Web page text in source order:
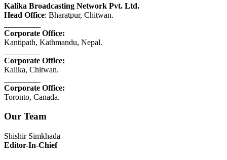
Kalika Broadcasting Network Pvt. Ltd.
Head Office: Bharatpur, Chitwan.
Corporate Office:
Kantipath, Kathmandu, Nepal.
Corporate Office:
Kalika, Chitwan.
Corporate Office:
Toronto, Canada.
Our Team
Shishir Simkhada
Editor-In-Chief